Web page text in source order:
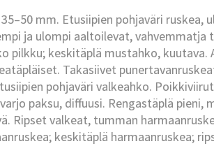
mm. Etusiipien pohjaväri
ja ulompi aaltoilevat,
pilkku; keskitäplä mustahko,
Takasiivet
pohjaväri valkeahko.
paksu, diffuusi. Rengastäplä
Ripset valkeat, tumman
keskitäplä harmaanruskea;